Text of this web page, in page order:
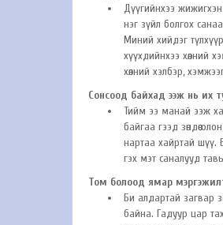
Дүүгийнхээ
нэг зүйл болгох
Миний хийдэг
хүүхдийнхээ хөлний
хөлний хэлбэр,
Сонсоод байхад ээж нь их
Тийм ээ манай ээж
байгаа гээд зөндөө
нартаа хайртай шүү.
гэх мэт саналууд
Том болоод ямар
Би алдартай загвар
байна. Гадуур цар